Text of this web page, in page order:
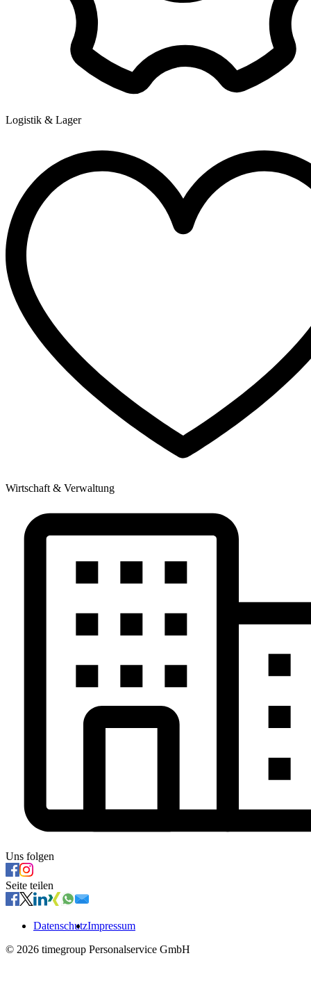
Logistik & Lager
Wirtschaft & Verwaltung
Uns folgen
Seite teilen
DatenschutzImpressum
© 2026 timegroup Personalservice GmbH